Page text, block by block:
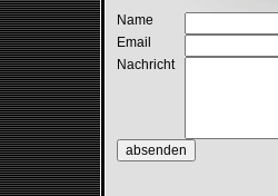
Name
Email
Nachricht